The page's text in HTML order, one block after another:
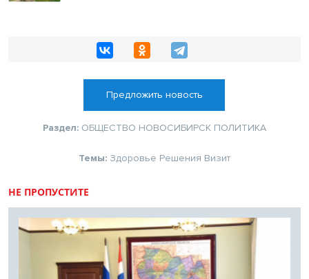
Предложить новость
Раздел: ОБЩЕСТВО НОВОСИБИРСК ПОЛИТИКА
Темы: Здоровье Решения Визит
НЕ ПРОПУСТИТЕ